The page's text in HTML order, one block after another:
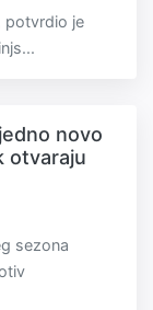
potvrdio je
novo
otvaraju
sezona